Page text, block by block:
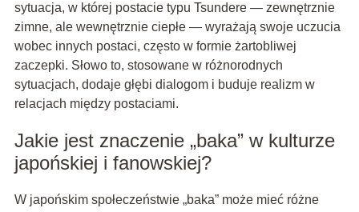
sytuacja, w której postacie typu Tsundere — zewnętrznie
zimne, ale wewnętrznie ciepłe — wyrażają swoje uczucia
wobec innych postaci, często w formie żartobliwej
zaczepki. Słowo to, stosowane w różnorodnych
sytuacjach, dodaje głębi dialogom i buduje realizm w
relacjach między postaciami.
Jakie jest znaczenie „baka” w kulturze
japońskiej i fanowskiej?
W japońskim społeczeństwie „baka” może mieć różne